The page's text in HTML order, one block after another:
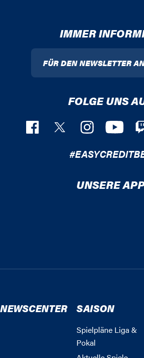
IMMER
FÜR DEN NEWSLETTER
FOLGE UNS
UNSERE
NEWSCENTER SAISON
Spielpläne Liga &
Pokal